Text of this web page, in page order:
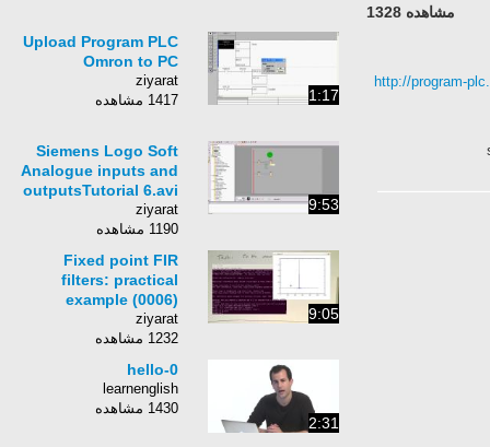
مشاهده 1328
http://program-
1:17
Upload Program PLC
Omron to PC
ziyarat
1417 مشاهده
9:53
Siemens Logo Soft
Analogue inputs and
outputsTutorial 6.avi
ziyarat
1190 مشاهده
9:05
Fixed point FIR
filters: practical
example (0006)
ziyarat
1232 مشاهده
2:31
hello-0
learnenglish
1430 مشاهده